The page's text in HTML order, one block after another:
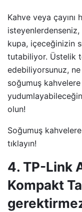
Kahve veya çayını
isteyenlerdenseniz,
kupa, içeceğinizin
tutabiliyor. Üstelik
edebiliyorsunuz,
soğumuş
olun!
Soğumuş
tıklayın!
4. TP-Link
Kompakt